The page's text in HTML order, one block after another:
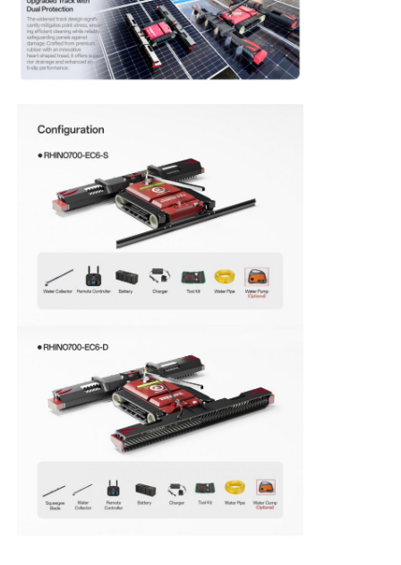
nieuws
Vraag een offerte aan
zonnepaneel schoonmakende borstel
roterende borstel voor zonnepanelen
Zonnepaneel Rolborstel
Reinigingsmiddelen voor zonnepanelen
Zonnepaneel Wasapparatuur